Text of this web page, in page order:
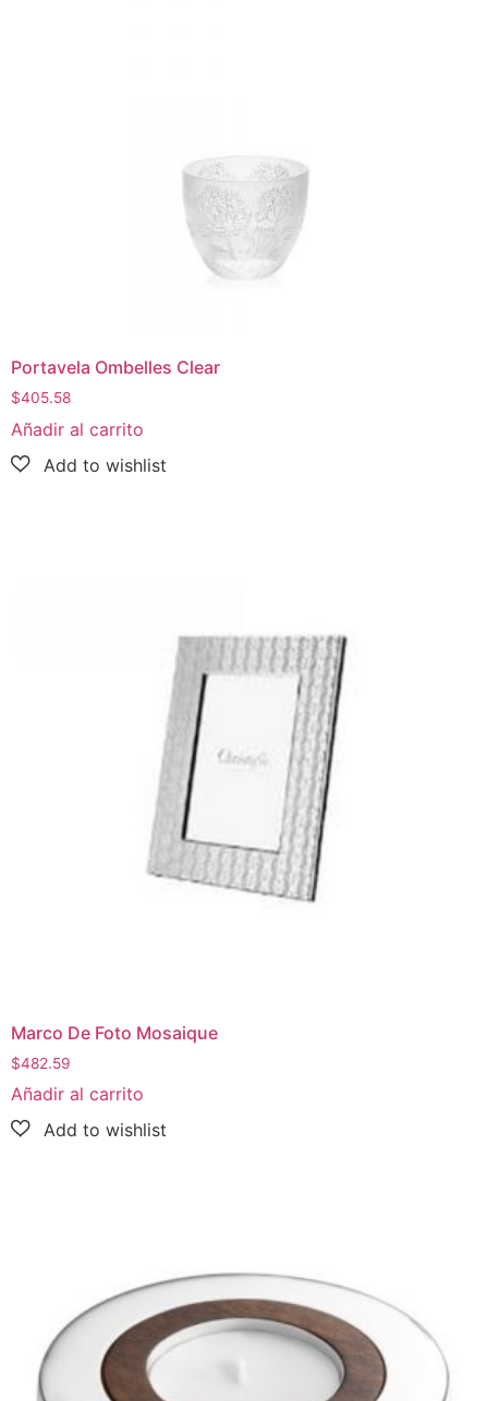
Portavela Ombelles Clear
$405.58
Añadir al carrito
Marco De Foto Mosaique
$482.59
Añadir al carrito